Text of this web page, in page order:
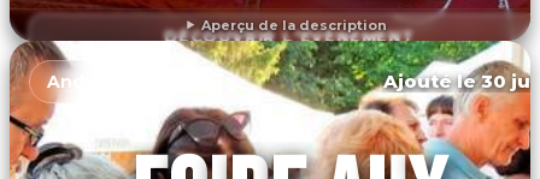
Aperçu de la description
DÉCOUVRIR L'ÉVÉNEMENT
Anduze Ajouté le 30